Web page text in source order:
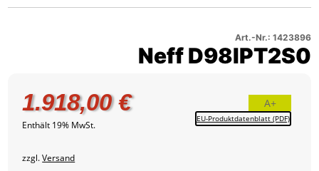
2
Art.-Nr.: 1423896
Neff D98IPT2S0
1.918,00€
Enthält 19% MwSt.
zzgl.Versand
A+
EU-Produktdatenblatt (PDF)